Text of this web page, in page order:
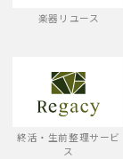
楽器リユース
終活・生前整理サービ
ス